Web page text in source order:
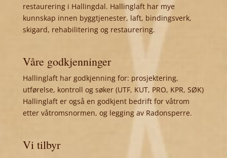
restaurering i Hallingdal. Hallinglaft har mye
kunnskap innen byggtjenester, laft, bindingsverk,
skigard, rehabilitering og restaurering.
Våre godkjenninger
Hallinglaft har godkjenning for: prosjektering,
utførelse, kontroll og søker (UTF, KUT, PRO, KPR, SØK)
Hallinglaft er også en godkjent bedrift for våtrom
etter våtromsnormen, og legging av Radonsperre.
Vi tilbyr